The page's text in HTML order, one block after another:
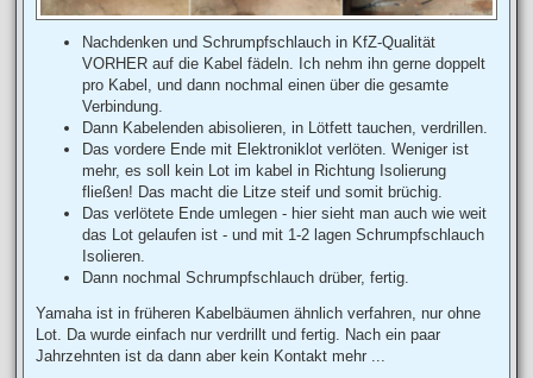
Nachdenken und Schrumpfschlauch in KfZ-Qualität
VORHER auf die Kabel fädeln. Ich nehm ihn gerne doppelt
pro Kabel, und dann nochmal einen über die gesamte
Verbindung.
Dann Kabelenden abisolieren, in Lötfett tauchen, verdrillen.
Das vordere Ende mit Elektroniklot verlöten. Weniger ist
mehr, es soll kein Lot im kabel in Richtung Isolierung
fließen! Das macht die Litze steif und somit brüchig.
Das verlötete Ende umlegen - hier sieht man auch wie weit
das Lot gelaufen ist - und mit 1-2 lagen Schrumpfschlauch
Isolieren.
Dann nochmal Schrumpfschlauch drüber, fertig.
Yamaha ist in früheren Kabelbäumen ähnlich verfahren, nur ohne
Lot. Da wurde einfach nur verdrillt und fertig. Nach ein paar
Jahrzehnten ist da dann aber kein Kontakt mehr ...